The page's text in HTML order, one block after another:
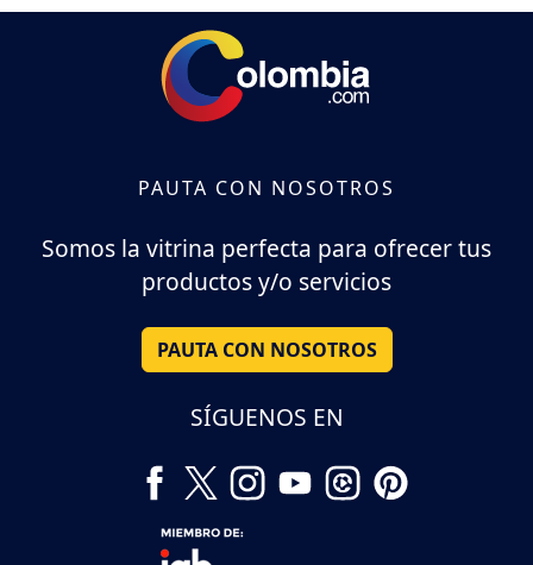
PAUTA CON NOSOTROS
Somos la vitrina perfecta para ofrecer tus
productos y/o servicios
PAUTA CON NOSOTROS
SÍGUENOS EN